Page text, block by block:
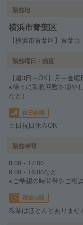
勤務地
横浜市青葉区
【横浜市青葉区】青葉
勤務曜日・頻度
【週3日～OK】月～金
※徐々に勤務回数を増や
など）
休日休暇
土日祝日休みOK
勤務時間
8:00～17:00
9:00～18:00など
※ご希望の時間帯をご相
残業時間
残業はほとんどありませ